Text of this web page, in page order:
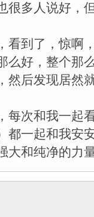
很多人说好，
看到了，惊啊
么好，整个那
然后发现居然
每次和我一起
都一起和我安
大和纯净的力